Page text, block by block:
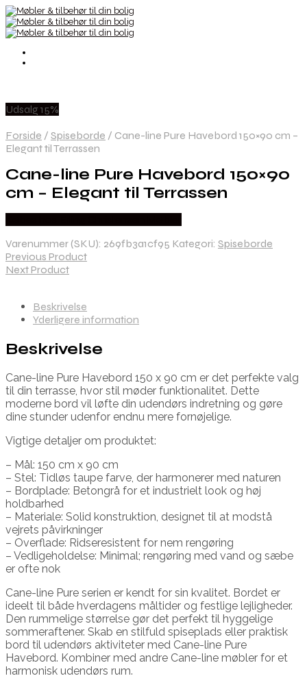
Udsalg 15%
Forside / Spiseborde / Cane-line Pure Havebord 150×90 cm –
Elegant til Terrassen
Cane-line Pure Havebord 150×90
cm – Elegant til Terrassen
Varenummer (SKU): 269fb3a1cf95 Kategori: Spiseborde
Previous Product
Next Product
Beskrivelse
Yderligere information
Beskrivelse
Cane-line Pure Havebord 150 x 90 cm er det perfekte valg
til din terrasse, hvor stil møder funktionalitet. Dette
moderne bord vil løfte din udendørs indretning og gøre
dine stunder udenfor endnu mere fornøjelige.
Vigtige detaljer om produktet:
– Mål: 150 cm x 90 cm
– Stel: Tidløs taupe farve, der harmonerer med naturen
– Bordplade: Betongrå for et industrielt look og høj
holdbarhed
– Materiale: Solid konstruktion, designet til at modstå
vejrets påvirkninger
– Overflade: Ridseresistent for nem rengøring
– Vedligeholdelse: Minimal; rengøring med vand og sæbe
er ofte nok
Cane-line Pure serien er kendt for sin kvalitet. Bordet er
ideelt til både hverdagens måltider og festlige lejligheder.
Den rummelige størrelse gør det perfekt til hyggelige
sommeraftener. Skab en stilfuld spiseplads eller praktisk
bord til udendørs aktiviteter med Cane-line Pure
Havebord. Kombiner med andre Cane-line møbler for et
harmonisk udendørs rum.